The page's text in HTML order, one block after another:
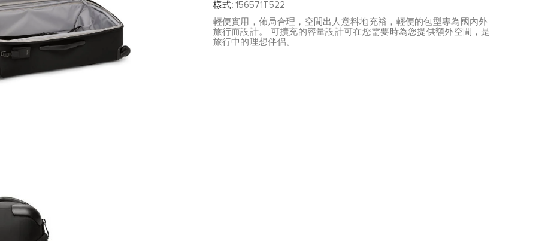
樣式: 156571T522
輕便實用，佈局合理，空間出人意料地充裕，輕便的包型專為國內外
旅行而設計。 可擴充的容量設計可在您需要時為您提供額外空間，是
旅行中的理想伴侶。